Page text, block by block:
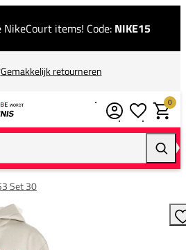
items! Code: NIKE15
Gemakkelijk retourneren
0
Set 30